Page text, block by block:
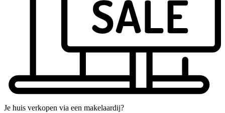
Je huis verkopen via een makelaardij?